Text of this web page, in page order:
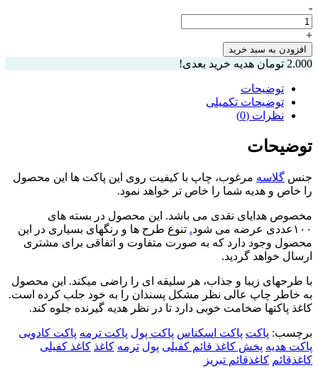
-
پاکت
هدیه
نقدی
سایز
۲۲x11
بسته
۱۰۰عددی
+
افزودن به سبد خرید
2.000 تومان هدیه خرید بعدی!
توضیحات
توضیحات تکمیلی
نظرات (0)
توضیحات
جنس گلاسه مرغوب، چاپ با کیفیت روی این پاکت ها این محصول
را خاص و هدیه شما را خاص تر خواهد نمود.
مخصوص هدایای نقدی می باشد. این محصول در بسته های
۱۰۰عددی عرضه می شود
. تنوع طرح ها و رنگهای بسیاری در این
محصول وجود دارد که به صورت متفاوت و اتفاقی برای مشتری
ارسال خواهد گردید.
با طرحهای زیبا و جذاب، هر سلیقه ای را راضی میکند. این محصول
به خاطر چاپ عالی نظر مشکل پسندان را به خود جلب کرده است.
کاغذ پاکتها ضخامت خوبی دارد تا در نظر هدیه گیرنده جلوه کند.
برچسب: پاکت پاکت اسکناس پاکت پول پاکت ترمه پاکت کادویی
پاکت هدیه پخش کاغذ قائم کفیلی پول ترمه کاغذ کاغذ کفیلی
کاغذقائم کاغذقائم تبریز